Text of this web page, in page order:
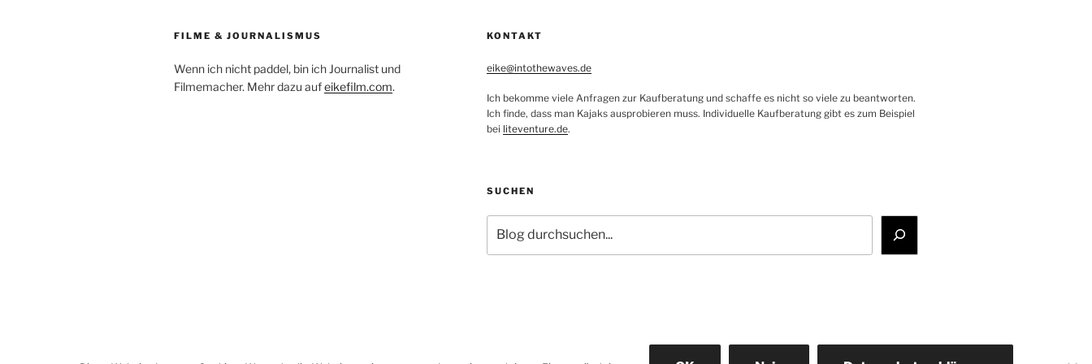
FILME & JOURNALISMUS
Wenn ich nicht paddel, bin ich Journalist und
Filmemacher. Mehr dazu aufeikefilm.com.
KONTAKT
eike@intothewaves.de
Ich bekomme viele Anfragen zur Kaufberatung und schaffe es nicht so viele zu beantworten.
Ich finde, dass man Kajaks ausprobieren muss. Individuelle Kaufberatung gibt es zum Beispiel
bei liteventure.de.
SUCHEN